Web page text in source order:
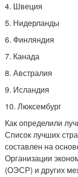
4. Швеция
5. Нидерланды
6. Финляндия
7. Канада
8. Австралия
9. Исландия
10. Люксембург
Как определили
Список лучших
составлен на
Организации
(ОЭСР) и других